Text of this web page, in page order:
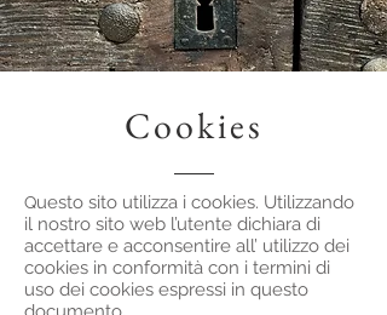
Cookies
Questo sito utilizza i cookies. Utilizzando
il nostro sito web l’utente dichiara di
accettare e acconsentire all’ utilizzo dei
cookies in conformità con i termini di
uso dei cookies espressi in questo